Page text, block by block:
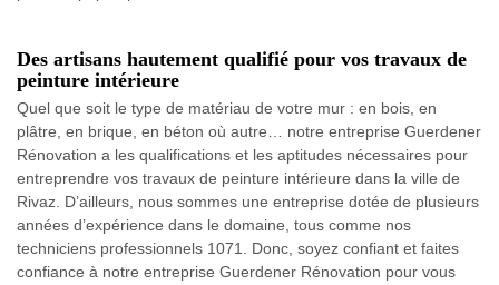
Des artisans hautement qualifié pour vos travaux de
peinture intérieure
Quel que soit le type de matériau de votre mur : en bois, en
plâtre, en brique, en béton où autre… notre entreprise Guerdener
Rénovation a les qualifications et les aptitudes nécessaires pour
entreprendre vos travaux de peinture intérieure dans la ville de
Rivaz. D’ailleurs, nous sommes une entreprise dotée de plusieurs
années d’expérience dans le domaine, tous comme nos
techniciens professionnels 1071. Donc, soyez confiant et faites
confiance à notre entreprise Guerdener Rénovation pour vous